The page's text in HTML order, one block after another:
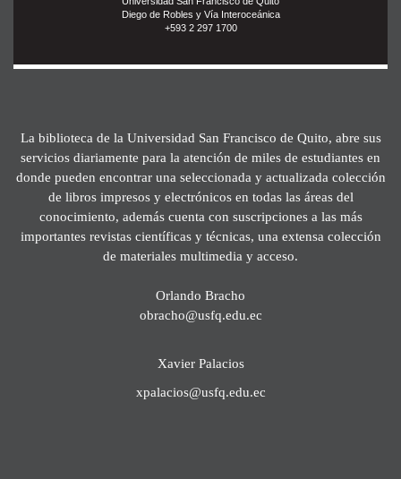
Diego de Robles y Vía Interoceánica
+593 2 297 1700
La biblioteca de la Universidad San Francisco de Quito, abre sus
servicios diariamente para la atención de miles de estudiantes en
donde pueden encontrar una seleccionada y actualizada colección
de libros impresos y electrónicos en todas las áreas del
conocimiento, además cuenta con suscripciones a las más
importantes revistas científicas y técnicas, una extensa colección
de materiales multimedia y acceso.
Orlando Bracho
obracho@usfq.edu.ec
Xavier Palacios
xpalacios@usfq.edu.ec